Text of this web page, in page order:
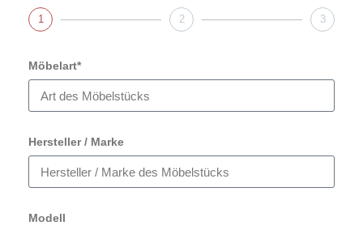
1 2 3
Möbelart*
Hersteller / Marke
Modell